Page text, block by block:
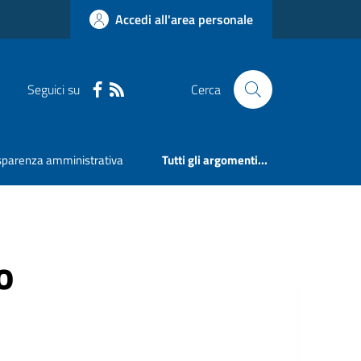
Accedi all'area personale
Seguici su Cerca
amministrativa Tutti gli argomenti...